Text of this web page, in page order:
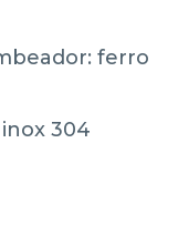
ferro
304